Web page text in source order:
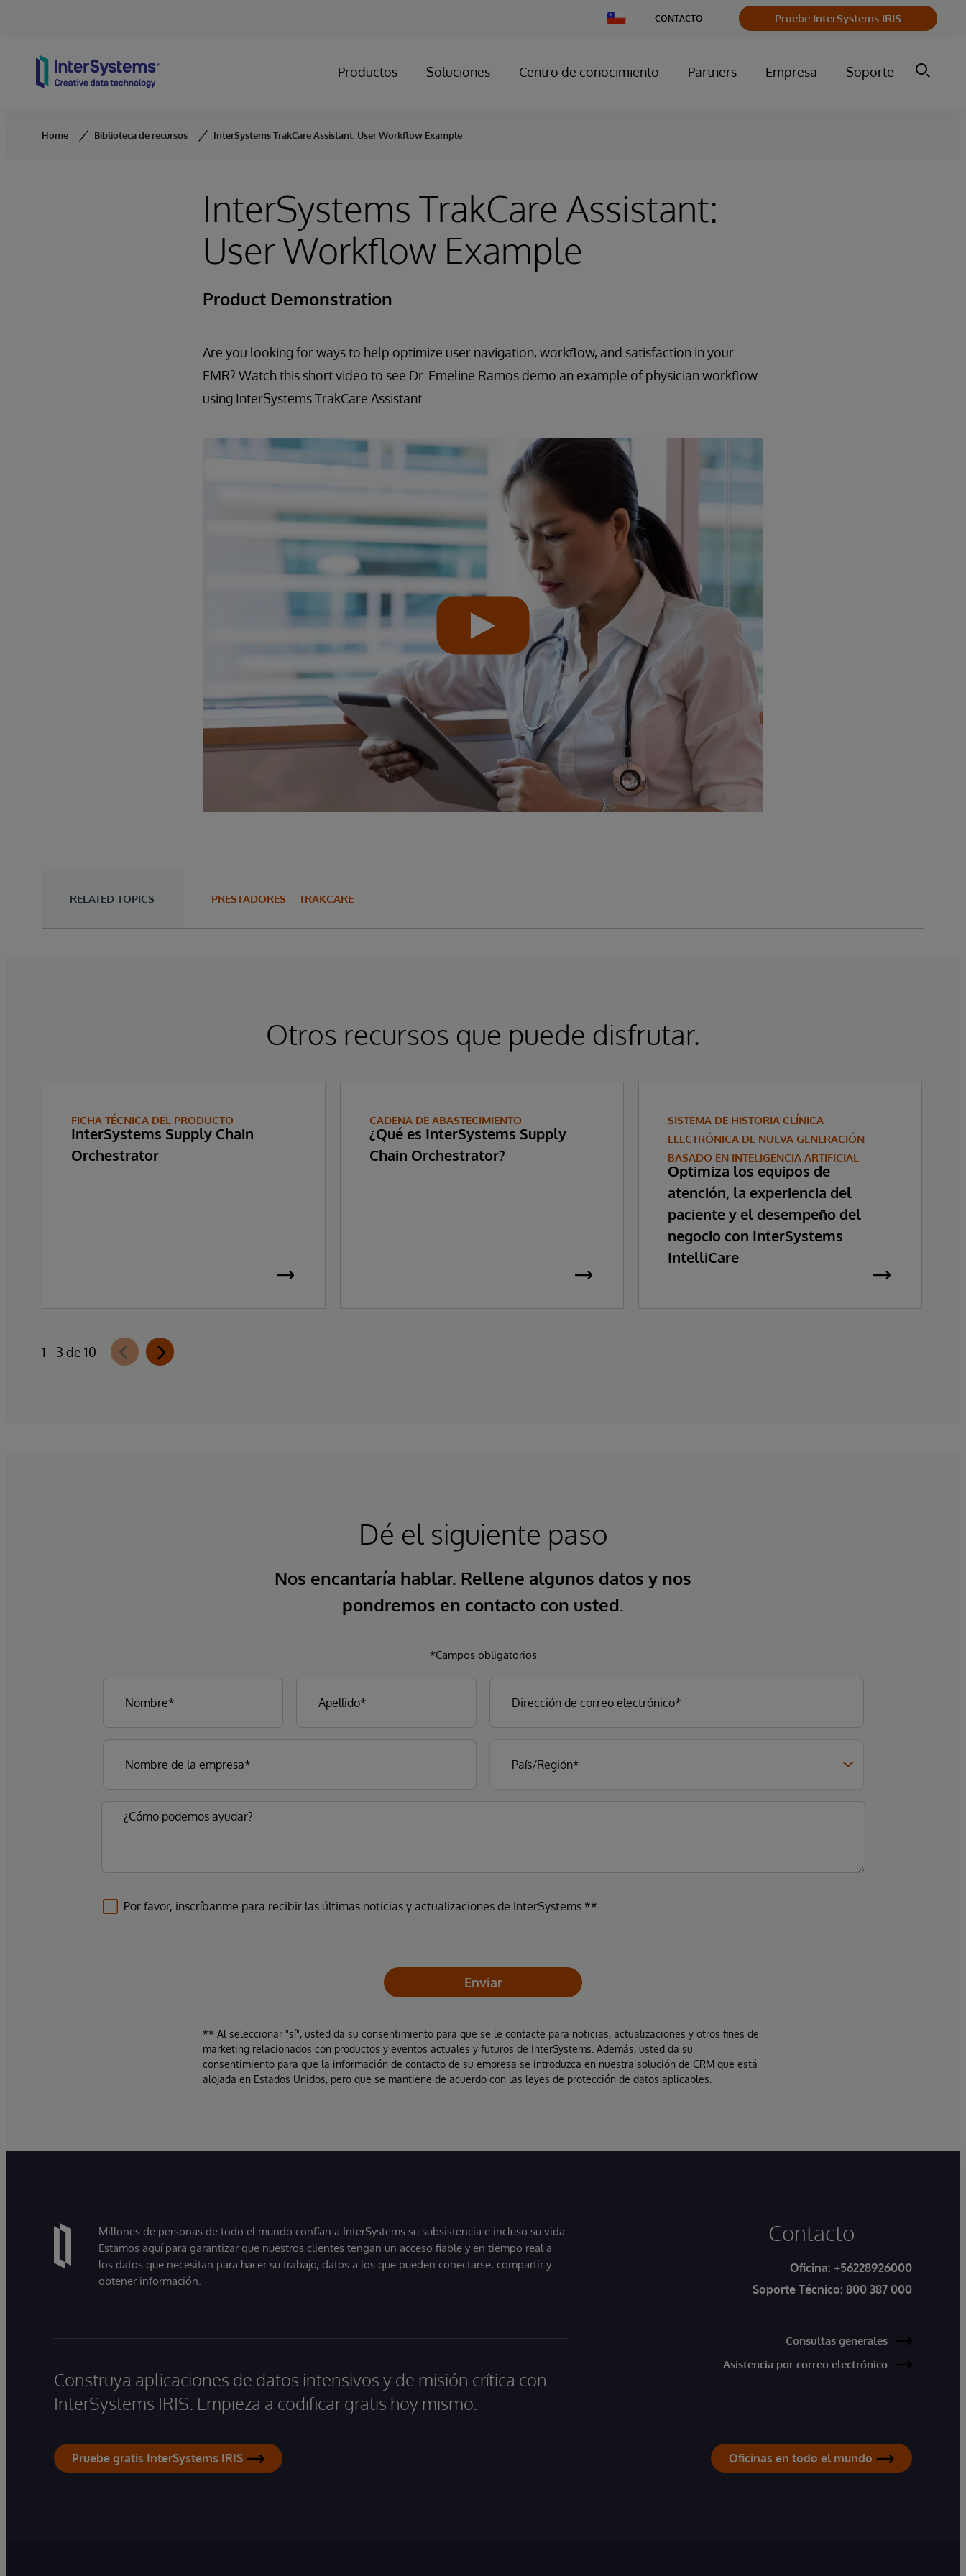
Change
Country
CONTACTO Pruebe InterSystems IRIS
Productos Soluciones Centro de conocimiento Partners Empresa Soporte
Home Biblioteca de recursos InterSystems TrakCare Assistant: User Workflow Example
InterSystems TrakCare Assistant:
User Workflow Example
Product Demonstration
Are you looking for ways to help optimize user navigation, workflow, and satisfaction in your
EMR? Watch this short video to see Dr. Emeline Ramos demo an example of physician workflow
using InterSystems TrakCare Assistant.
RELATED TOPICS PRESTADORES TRAKCARE
Otros recursos que puede disfrutar.
FICHA TÉCNICA DEL PRODUCTO
InterSystems Supply Chain
Orchestrator
CADENA DE ABASTECIMIENTO
¿Qué es InterSystems Supply
Chain Orchestrator?
SISTEMA DE HISTORIA CLÍNICA
ELECTRÓNICA DE NUEVA GENERACIÓN
BASADO EN INTELIGENCIA ARTIFICIAL
Optimiza los equipos de
atención, la experiencia del
paciente y el desempeño del
negocio con InterSystems
IntelliCare
1 - 3 de 10
Dé el siguiente paso
Nos encantaría hablar. Rellene algunos datos y nos
pondremos en contacto con usted.
*Campos obligatorios
Por favor, inscríbanme para recibir las últimas noticias y actualizaciones de InterSystems.**
Enviar
** Al seleccionar "sí", usted da su consentimiento para que se le contacte para noticias, actualizaciones y otros fines de
marketing relacionados con productos y eventos actuales y futuros de InterSystems. Además, usted da su
consentimiento para que la información de contacto de su empresa se introduzca en nuestra solución de CRM que está
alojada en Estados Unidos, pero que se mantiene de acuerdo con las leyes de protección de datos aplicables.
Millones de personas de todo el mundo confían a InterSystems su subsistencia e incluso su vida.
Estamos aquí para garantizar que nuestros clientes tengan un acceso fiable y en tiempo real a
los datos que necesitan para hacer su trabajo, datos a los que pueden conectarse, compartir y
obtener información.
Construya aplicaciones de datos intensivos y de misión crítica con
InterSystems IRIS. Empieza a codificar gratis hoy mismo.
Pruebe gratis InterSystems IRIS
Contacto
Oficina: +56228926000
Soporte Técnico: 800 387 000
Consultas generales
Asistencia por correo electrónico
Oficinas en todo el mundo